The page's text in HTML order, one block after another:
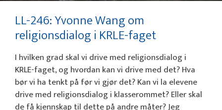
LL-246: Yvonne Wang om
religionsdialog i KRLE-faget
I hvilken grad skal vi drive med religionsdialog i
KRLE-faget, og hvordan kan vi drive med det? Hva
bør vi ha tenkt på før vi gjør det? Kan vi la elevene
drive med religionsdialog i klasserommet? Eller skal
de få kjennskap til dette på andre måter? Jeg